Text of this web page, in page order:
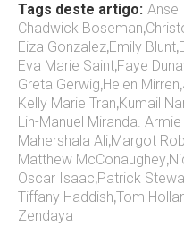
Tags deste artigo:
Chadwick Boseman,
Eiza Gonzalez,Emily Blunt,
Eva Marie Saint,Faye
Greta Gerwig,Helen Mirren,
Kelly Marie Tran,Kumail
Lin-Manuel Miranda.
Mahershala Ali,Margot
Matthew McConaughey,
Oscar Isaac,Patrick
Tiffany Haddish,Tom
Zendaya